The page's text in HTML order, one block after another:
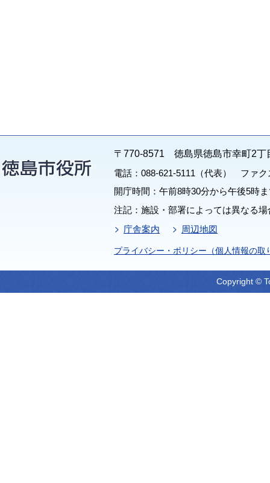
〒770-8571 徳島県徳島市幸町2丁
電話：088-621-5111（代表） ファク
開庁時間：午前8時30分から午後5時
注記：施設・部署によっては異なる
庁舎案内
周辺地図
プライバシー・ポリシー（個人情報の取
Copyright ©